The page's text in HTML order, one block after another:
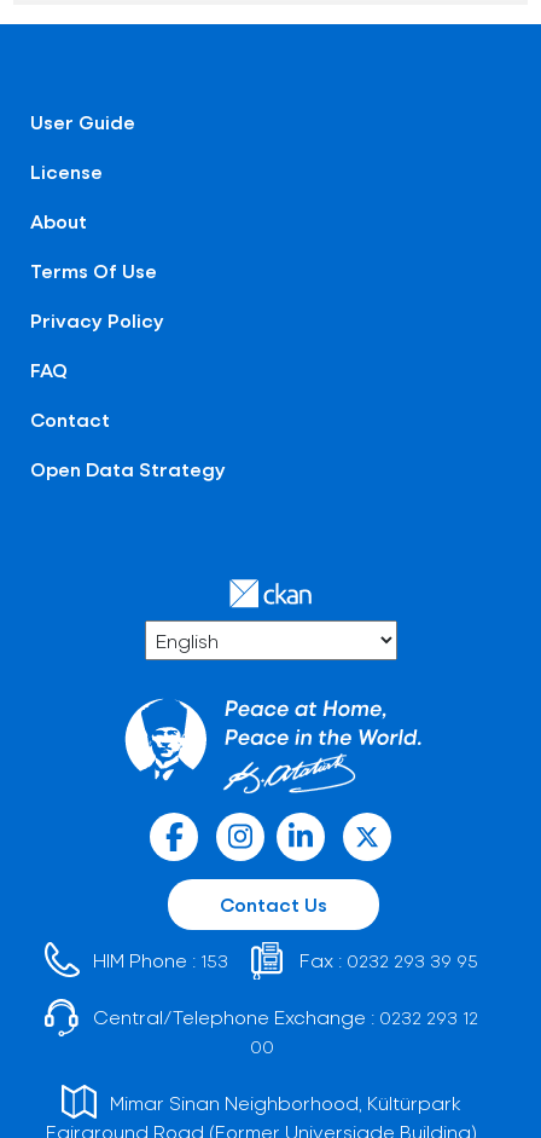
User Guide
License
About
Terms Of Use
Privacy Policy
FAQ
Contact
Open Data Strategy
Contact Us
HIM Phone : 153 Fax : 0232 293 39 95
Central/Telephone Exchange : 0232 293 12
00
Mimar Sinan Neighborhood, Kültürpark
Fairground Road (Former Universiade Building)